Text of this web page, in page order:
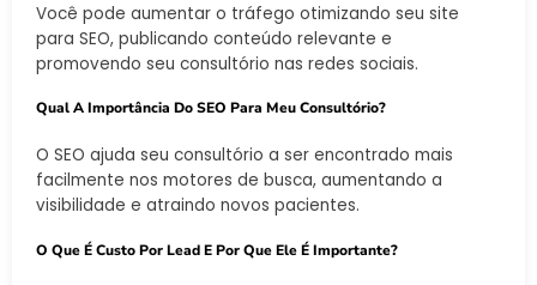
Você pode aumentar o tráfego otimizando seu site
para SEO, publicando conteúdo relevante e
promovendo seu consultório nas redes sociais.
Qual A Importância Do SEO Para Meu Consultório?
O SEO ajuda seu consultório a ser encontrado mais
facilmente nos motores de busca, aumentando a
visibilidade e atraindo novos pacientes.
O Que É Custo Por Lead E Por Que Ele É Importante?